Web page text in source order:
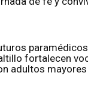
fortalecen
adultos mayores